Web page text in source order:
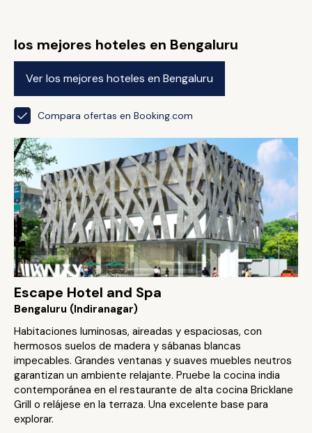
los mejores hoteles en Bengaluru
Ver los mejores hoteles en Bengaluru
Compara ofertas en Booking.com
Escape Hotel and Spa
Bengaluru (Indiranagar)
Habitaciones luminosas, aireadas y espaciosas, con
hermosos suelos de madera y sábanas blancas
impecables. Grandes ventanas y suaves muebles neutros
garantizan un ambiente relajante. Pruebe la cocina india
contemporánea en el restaurante de alta cocina Bricklane
Grill o relájese en la terraza. Una excelente base para
explorar.